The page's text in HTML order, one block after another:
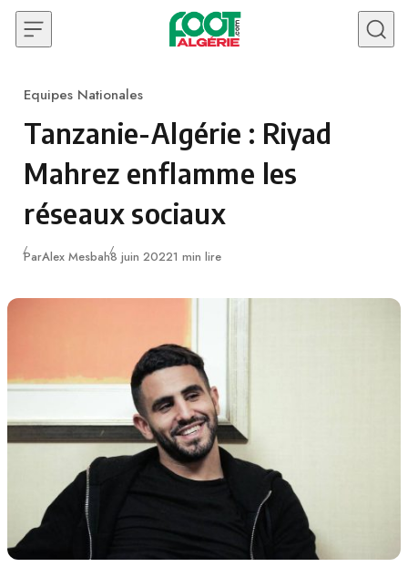
Skip to content
Category
Equipes Nationales
Tanzanie-Algérie : Riyad
Mahrez enflamme les
réseaux sociaux
ParAlex MesbahPublié
8 juin 20221 min lire